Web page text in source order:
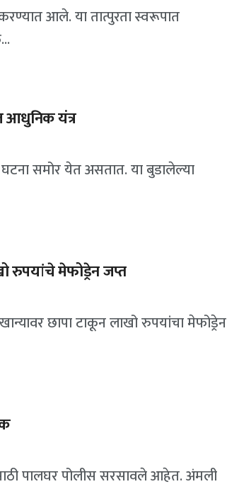
आले. या तात्पुरता स्वरूपात
आधुनिक यंत्र
घटना समोर येत असतात. या बुडालेल्या
रुपयांचे मेफोड्रेन जप्त
छापा टाकून लाखो रुपयांचा मेफोड्रेन
पालघर पोलीस सरसावले आहेत. अंमली